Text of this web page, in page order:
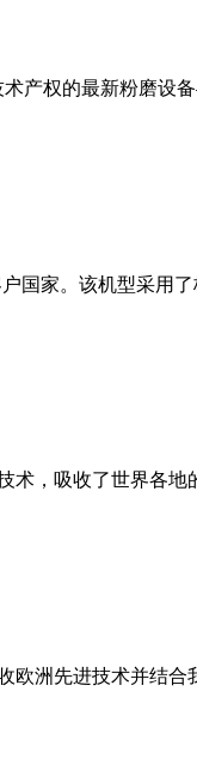
产权的最新粉磨
国家。该机型采用
，吸收了世界各
洲先进技术并结